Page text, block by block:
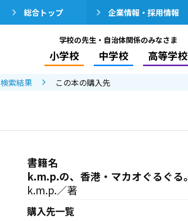
総合トップ 企業情報・採用情報
学校の先生・自治体関係のみなさま
小学校 中学校 高等学校
検索結果 この本の購入先
書籍名
k.m.p.の、香港・マカオぐるぐる。
k.m.p.／著
購入先一覧